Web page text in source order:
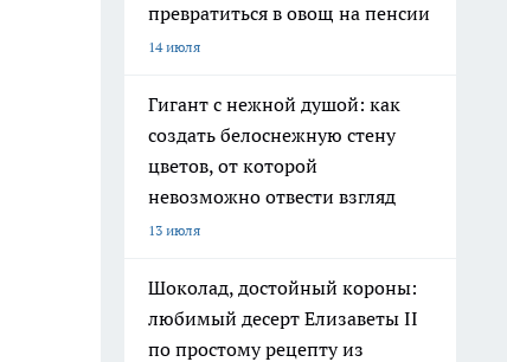
превратиться в овощ на пенсии
14 июля
Гигант с нежной душой: как
создать белоснежную стену
цветов, от которой
невозможно отвести взгляд
13 июля
Шоколад, достойный короны:
любимый десерт Елизаветы II
по простому рецепту из